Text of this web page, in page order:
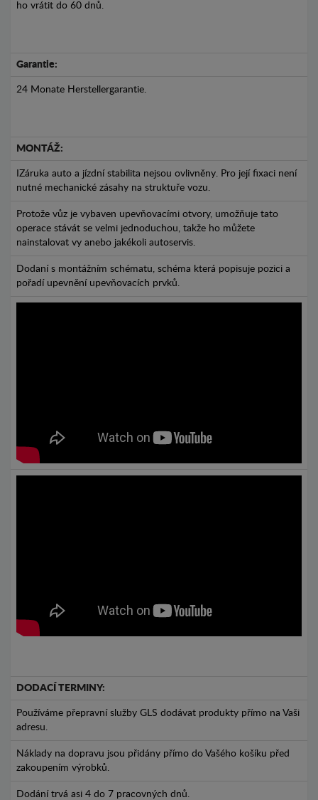
ho vrátit do 60 dnů.
Garantie:
24 Monate Herstellergarantie.
MONTÁŽ:
IZáruka auto a jízdní stabilita nejsou ovlivněny. Pro její fixaci není
nutné mechanické zásahy na struktuře vozu.
Protože vůz je vybaven upevňovacími otvory, umožňuje tato
operace stávát se velmi jednoduchou, takže ho můžete
nainstalovat vy anebo jakékoli autoservis.
Dodaní s montážním schématu, schéma která popisuje pozici a
pořadí upevnění upevňovacích prvků.
DODACÍ TERMINY:
Používáme přepravní služby GLS dodávat produkty přímo na Vaši
adresu.
Náklady na dopravu jsou přidány přímo do Vašého košíku před
zakoupením výrobků.
Dodání trvá asi 4 do 7 pracovných dnů.